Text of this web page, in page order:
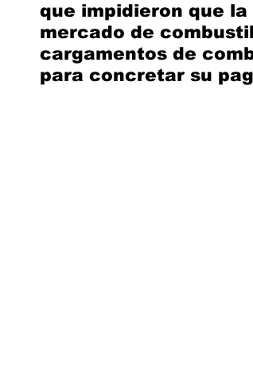
que impidieron que
mercado de
cargamentos de
para concretar su